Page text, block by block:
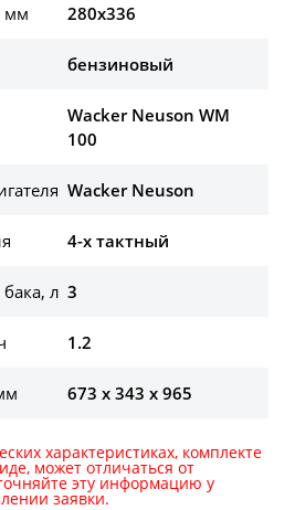
мм 280x336
бензиновый
Wacker Neuson WM
100
Wacker Neuson
4-х тактный
л 3
1.2
673 x 343 x 965
характеристиках, комплекте
может отличаться от
эту информацию у
заявки.